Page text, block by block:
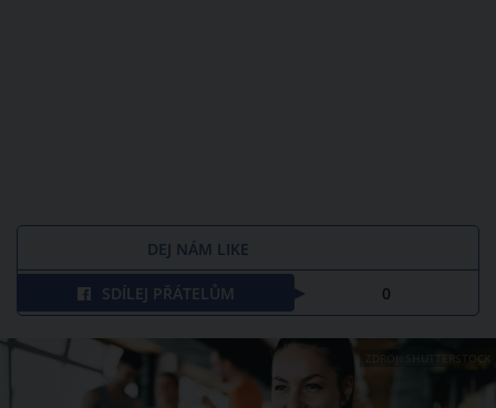
DEJ NÁM LIKE
SDÍLEJ PŘÁTELŮM 0
ZDROJ: SHUTTERSTOCK